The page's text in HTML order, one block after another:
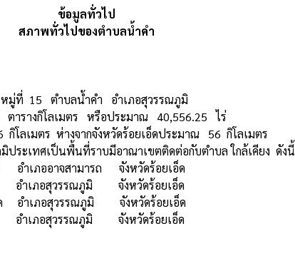
ข้อมูลทั่วไป
สภาพทั่วไปของตำบลน้ำคำ
หมู่ที่ 15 ตำบลน้ำคำ อำเภอสุวรรณภูมิ
ารางกิโลเมตร หรือประมาณ 40,556.25 ไร่
โลเมตร ห่างจากจังหวัดร้อยเอ็ดประมาณ 56 กิโลเมตร
ประเทศเป็นพื้นที่ราบมีอาณาเขตติดต่อกับตำบล ใกล้เคียง ดังนี้
ภออาจสามารถ จังหวัดร้อยเอ็ด
ภอสุวรรณภูมิ จังหวัดร้อยเอ็ด
อำเภอสุวรรณภูมิ จังหวัดร้อยเอ็ด
เภอสุวรรณภูมิ จังหวัดร้อยเอ็ด